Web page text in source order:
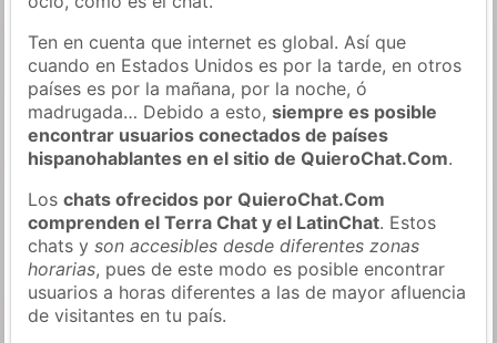
Ten en cuenta que internet es global. Así que
cuando en Estados Unidos es por la tarde, en otros
países es por la mañana, por la noche, ó
madrugada… Debido a esto,siempre es posible
encontrar usuarios conectados de países
hispanohablantes en el sitio de QuieroChat.Com.
Loschats ofrecidos por QuieroChat.Com
comprenden el Terra Chat y el LatinChat. Estos
chats yson accesibles desde diferentes zonas
horarias, pues de este modo es posible encontrar
usuarios a horas diferentes a las de mayor afluencia
de visitantes en tu país.